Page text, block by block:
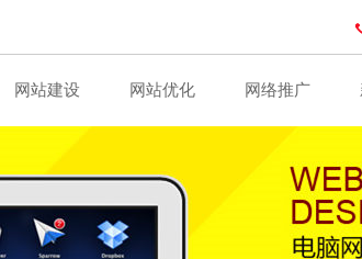
网站建设 网站优化 网络推广